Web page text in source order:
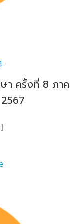
า ครั้งที่ 8 ภาค